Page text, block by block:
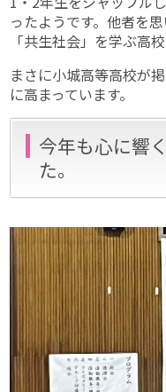
ったようです。他者を
「共生社会」を学ぶ高
まさに小城高等高校が
に高まっています。
今年も心に響
た。